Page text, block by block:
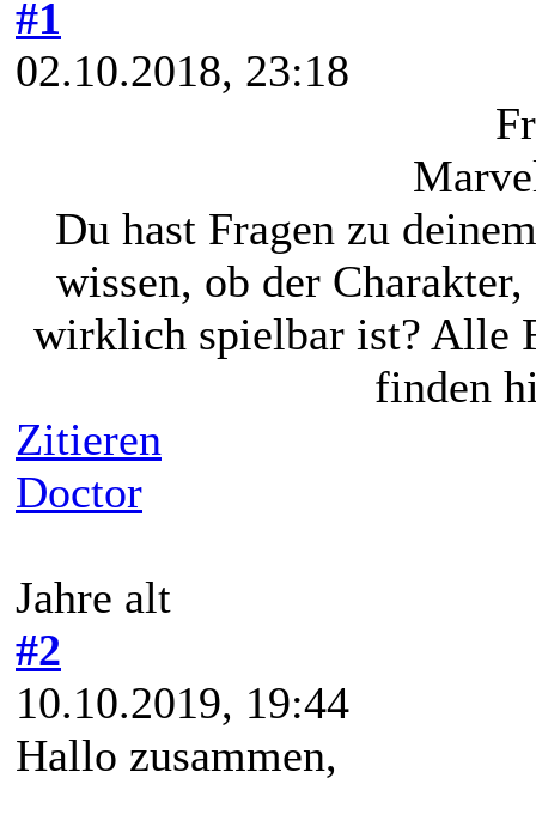
#1
02.10.2018, 23:18
Du hast Fragen zu
wissen, ob der
wirklich spielbar ist? Alle
finden
Zitieren
Doctor
Jahre alt
#2
10.10.2019, 19:44
Hallo zusammen,